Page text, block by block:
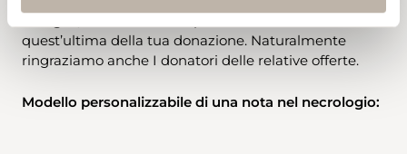
quest’ultima della tua donazione. Naturalmente
ringraziamo anche I donatori delle relative offerte.
Modello personalizzabile di una nota nel necrologio: